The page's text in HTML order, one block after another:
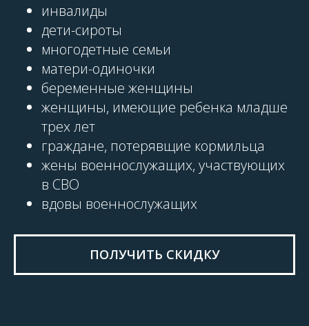
инвалиды
дети-сироты
многодетные семьи
матери-одиночки
беременные женщины
женщины, имеющие ребенка младше
трех лет
граждане, потерявщие кормильца
жены военнослужащих, участвующих
в СВО
вдовы военнослужащих
ПОЛУЧИТЬ СКИДКУ